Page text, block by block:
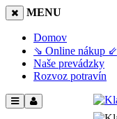
MENU
Domov
⇘ Online nákup ⇙
Naše prevádzky
Rozvoz potravín